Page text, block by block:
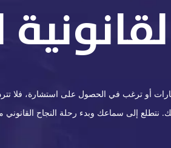
أو ترغب في الحصول على استشارة، فلا
نتطلع إلى سماعك وبدء رحلة النجاح القانوني